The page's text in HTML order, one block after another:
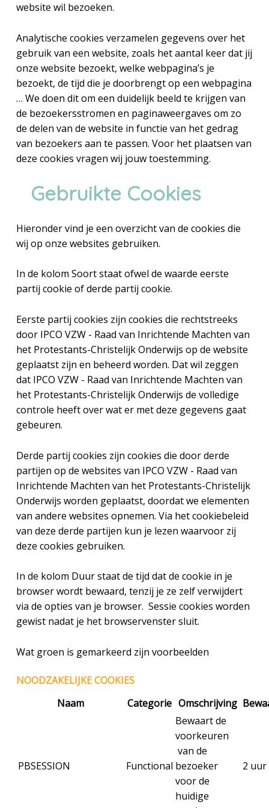
website wil bezoeken.
Analytische cookies verzamelen gegevens over het
gebruik van een website, zoals het aantal keer dat jij
onze website bezoekt, welke webpagina’s je
bezoekt, de tijd die je doorbrengt op een webpagina
… We doen dit om een duidelijk beeld te krijgen van
de bezoekersstromen en paginaweergaves om zo
de delen van de website in functie van het gedrag
van bezoekers aan te passen. Voor het plaatsen van
deze cookies vragen wij jouw toestemming.
Gebruikte Cookies
Hieronder vind je een overzicht van de cookies die
wij op onze websites gebruiken.
In de kolom Soort staat ofwel de waarde eerste
partij cookie of derde partij cookie.
Eerste partij cookies zijn cookies die rechtstreeks
door IPCO VZW - Raad van Inrichtende Machten van
het Protestants-Christelijk Onderwijs op de website
geplaatst zijn en beheerd worden. Dat wil zeggen
dat IPCO VZW - Raad van Inrichtende Machten van
het Protestants-Christelijk Onderwijs de volledige
controle heeft over wat er met deze gegevens gaat
gebeuren.
Derde partij cookies zijn cookies die door derde
partijen op de websites van IPCO VZW - Raad van
Inrichtende Machten van het Protestants-Christelijk
Onderwijs worden geplaatst, doordat we elementen
van andere websites opnemen. Via het cookiebeleid
van deze derde partijen kun je lezen waarvoor zij
deze cookies gebruiken.
In de kolom Duur staat de tijd dat de cookie in je
browser wordt bewaard, tenzij je ze zelf verwijdert
via de opties van je browser. Sessie cookies worden
gewist nadat je het browservenster sluit.
Wat groen is gemarkeerd zijn voorbeelden
NOODZAKELIJKE COOKIES
Naam
Categorie Omschrijving
PBSESSION Functional
Bewaart de
voorkeuren
van de
bezoeker
voor de
huidige
2 uur